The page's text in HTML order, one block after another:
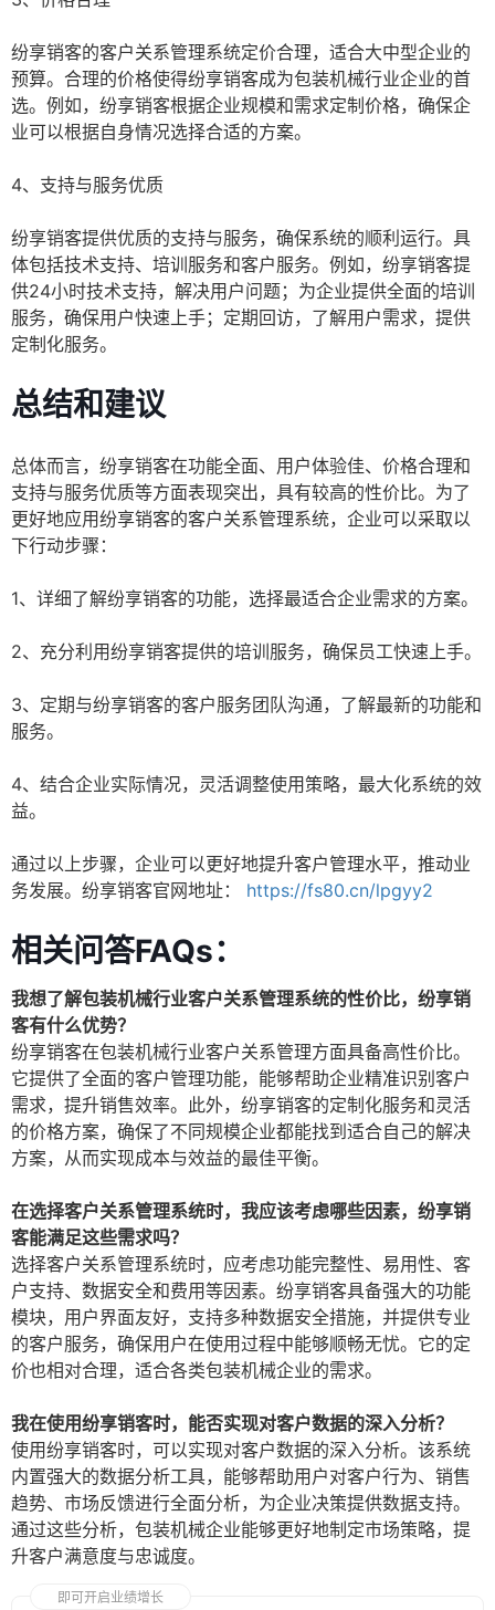
纷享销客的客户关系管理系统定价合理，适合大中型企业的
预算。合理的价格使得纷享销客成为包装机械行业企业的首
选。例如，纷享销客根据企业规模和需求定制价格，确保企
业可以根据自身情况选择合适的方案。
4、支持与服务优质
纷享销客提供优质的支持与服务，确保系统的顺利运行。具
体包括技术支持、培训服务和客户服务。例如，纷享销客提
供24小时技术支持，解决用户问题；为企业提供全面的培训
服务，确保用户快速上手；定期回访，了解用户需求，提供
定制化服务。
总结和建议
总体而言，纷享销客在功能全面、用户体验佳、价格合理和
支持与服务优质等方面表现突出，具有较高的性价比。为了
更好地应用纷享销客的客户关系管理系统，企业可以采取以
下行动步骤：
1、详细了解纷享销客的功能，选择最适合企业需求的方案。
2、充分利用纷享销客提供的培训服务，确保员工快速上手。
3、定期与纷享销客的客户服务团队沟通，了解最新的功能和
服务。
4、结合企业实际情况，灵活调整使用策略，最大化系统的效
益。
通过以上步骤，企业可以更好地提升客户管理水平，推动业
务发展。纷享销客官网地址：
https://fs80.cn/lpgyy2
相关问答FAQs：
我想了解包装机械行业客户关系管理系统的性价比，纷享销
客有什么优势？
纷享销客在包装机械行业客户关系管理方面具备高性价比。
它提供了全面的客户管理功能，能够帮助企业精准识别客户
需求，提升销售效率。此外，纷享销客的定制化服务和灵活
的价格方案，确保了不同规模企业都能找到适合自己的解决
方案，从而实现成本与效益的最佳平衡。
在选择客户关系管理系统时，我应该考虑哪些因素，纷享销
客能满足这些需求吗？
选择客户关系管理系统时，应考虑功能完整性、易用性、客
户支持、数据安全和费用等因素。纷享销客具备强大的功能
模块，用户界面友好，支持多种数据安全措施，并提供专业
的客户服务，确保用户在使用过程中能够顺畅无忧。它的定
价也相对合理，适合各类包装机械企业的需求。
我在使用纷享销客时，能否实现对客户数据的深入分析？
使用纷享销客时，可以实现对客户数据的深入分析。该系统
内置强大的数据分析工具，能够帮助用户对客户行为、销售
趋势、市场反馈进行全面分析，为企业决策提供数据支持。
通过这些分析，包装机械企业能够更好地制定市场策略，提
升客户满意度与忠诚度。
即可开启业绩增长